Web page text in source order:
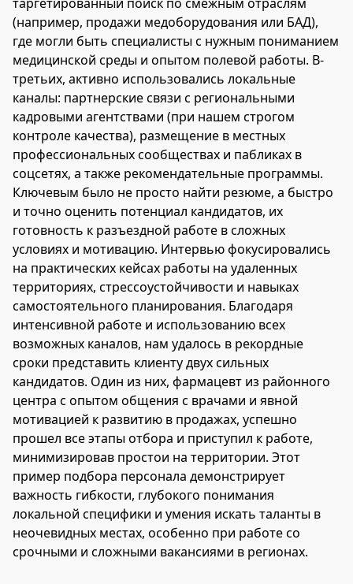
(например, продажи медоборудования или БАД),
где могли быть специалисты с нужным пониманием
медицинской среды и опытом полевой работы. В-
третьих, активно использовались локальные
каналы: партнерские связи с региональными
кадровыми агентствами (при нашем строгом
контроле качества), размещение в местных
профессиональных сообществах и пабликах в
соцсетях, а также рекомендательные программы.
Ключевым было не просто найти резюме, а быстро
и точно оценить потенциал кандидатов, их
готовность к разъездной работе в сложных
условиях и мотивацию. Интервью фокусировались
на практических кейсах работы на удаленных
территориях, стрессоустойчивости и навыках
самостоятельного планирования. Благодаря
интенсивной работе и использованию всех
возможных каналов, нам удалось в рекордные
сроки представить клиенту двух сильных
кандидатов. Один из них, фармацевт из районного
центра с опытом общения с врачами и явной
мотивацией к развитию в продажах, успешно
прошел все этапы отбора и приступил к работе,
минимизировав простои на территории. Этот
пример подбора персонала демонстрирует
важность гибкости, глубокого понимания
локальной специфики и умения искать таланты в
неочевидных местах, особенно при работе со
срочными и сложными вакансиями в регионах.